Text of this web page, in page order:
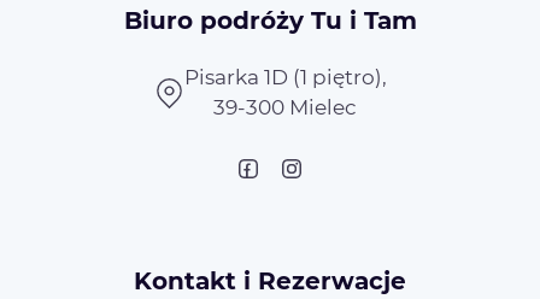
Biuro podróży Tu i Tam
Pisarka 1D (1 piętro),
39-300 Mielec
Kontakt i Rezerwacje